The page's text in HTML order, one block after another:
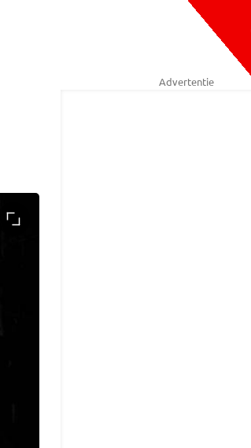
Advertentie